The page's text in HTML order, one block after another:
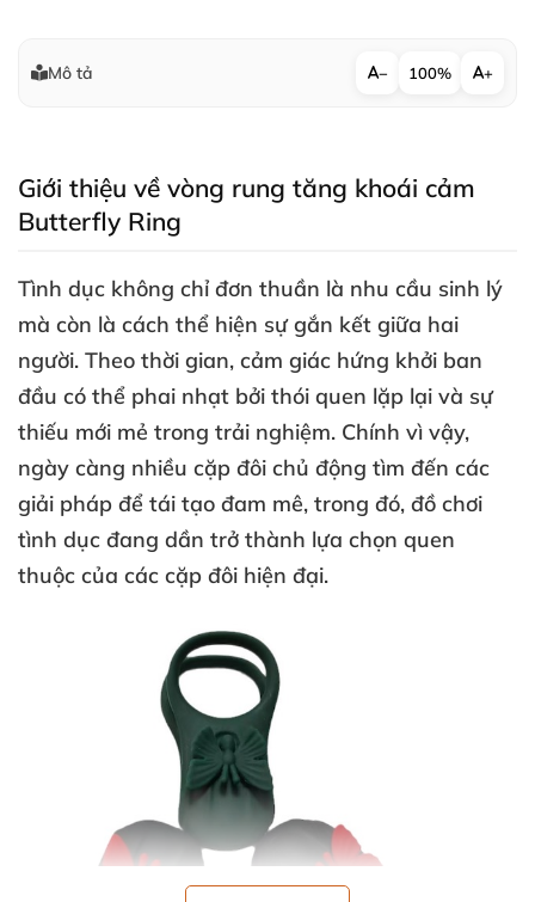
Mô tả − 100% +
Giới thiệu về vòng rung tăng khoái cảm
Butterfly Ring
Tình dục không chỉ đơn thuần là nhu cầu sinh lý
mà còn là cách thể hiện sự gắn kết giữa hai
người. Theo thời gian, cảm giác hứng khởi ban
đầu có thể phai nhạt bởi thói quen lặp lại và sự
thiếu mới mẻ trong trải nghiệm. Chính vì vậy,
ngày càng nhiều cặp đôi chủ động tìm đến các
giải pháp để tái tạo đam mê, trong đó, đồ chơi
tình dục đang dần trở thành lựa chọn quen
thuộc của các cặp đôi hiện đại.